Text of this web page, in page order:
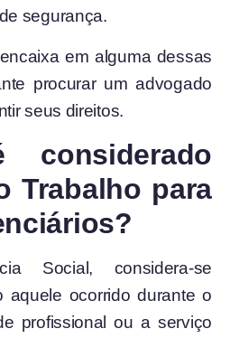
segurança.
em alguma dessas
procurar um advogado
seus direitos.
Trabalho para
Social, considera-se
aquele ocorrido durante o
profissional ou a serviço